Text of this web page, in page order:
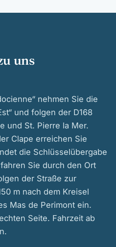
uns
nehmen Sie die
und folgen der D168
und St. Pierre la Mer.
Clape erreichen Sie
die Schlüsselübergabe
Sie durch den Ort
der Straße zur
m nach dem Kreisel
Mas de Perimont ein.
Seite. Fahrzeit ab